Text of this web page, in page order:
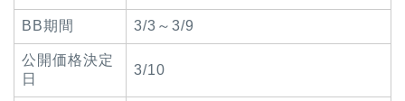
BB期間 3/3～3/9
公開価格決定
日
3/10